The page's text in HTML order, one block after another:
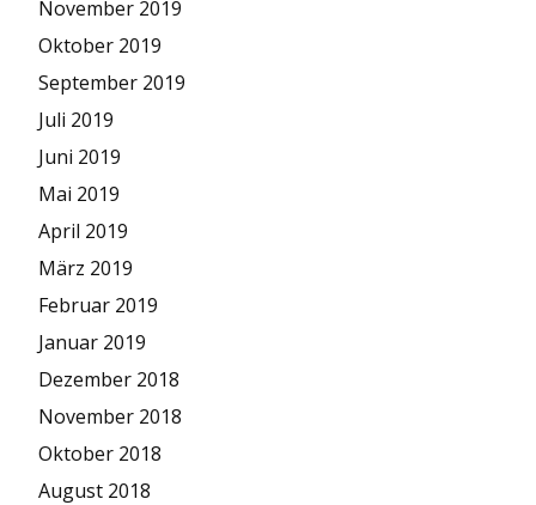
November 2019
Oktober 2019
September 2019
Juli 2019
Juni 2019
Mai 2019
April 2019
März 2019
Februar 2019
Januar 2019
Dezember 2018
November 2018
Oktober 2018
August 2018